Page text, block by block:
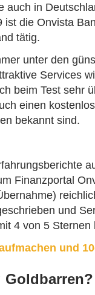
auch in
die Onvista
tätig.
unter den
Services
beim Test sehr
einen
bekannt sind.
Finanzportal
und
4 von 5 Sternen
und
Goldbarren?